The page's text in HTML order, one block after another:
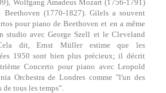
Wolfgang Amadeus Mozart (1756-1791)
(1770-1827). Gilels a souvent
pour piano de Beethoven et en a même
studio avec George Szell et le Cleveland
dit, Ernst Müller estime que les
1950 sont bien plus précieux; il décrit
Concerto pour piano avec Leopold
Orchestra de Londres comme "l'un des
tous les temps”.